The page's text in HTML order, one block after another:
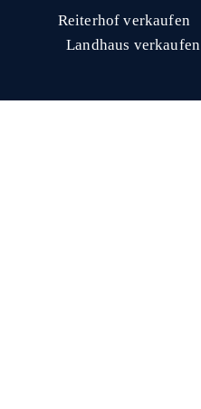
Reiterhof verkaufen
Landhaus verkaufen